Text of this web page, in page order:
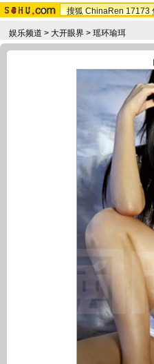
搜狐 ChinaRen 17173
娱乐频道 > 大开眼界 > 瑶环瑜珥